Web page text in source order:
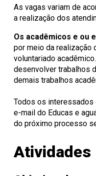
As vagas variam de
a realização dos
Os acadêmicos e ou
por meio da realização
voluntariado
desenvolver trabalhos
demais trabalhos
Todos os interessados
e-mail do Educas e
do próximo processo
Atividades